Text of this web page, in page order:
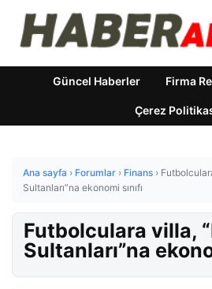
Güncel Haberler Firma
Çerez
Ana sayfa › Forumlar › Finans ›
Sultanları”na ekonomi sınıfı
Futbolculara villa,
Sultanları”na